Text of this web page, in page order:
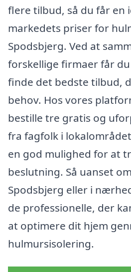
flere tilbud, så du får en
markedets priser for
Spodsbjerg. Ved at
forskellige firmaer får
finde det bedste tilbud,
behov. Hos vores
bestille tre gratis og
fra fagfolk i
en god mulighed for at
beslutning. Så uanset
Spodsbjerg eller i
de professionelle, der
at optimere dit hjem
hulmursisolering.